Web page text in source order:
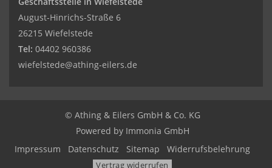
August-Hinrichs-Straße 6
26215 Wiefelstede
Tel: 04402 960386
wiefelstede@athing-eilers.de
© Athing & Eilers GmbH & Co. KG
Powered by Immonia GmbH
Impressum
Datenschutz Sitemap Widerrufsbelehrung
Vertrag widerrufen